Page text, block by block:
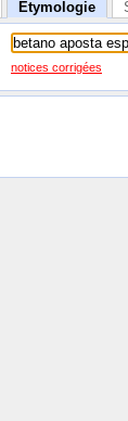
Etymologie
notices corrigées